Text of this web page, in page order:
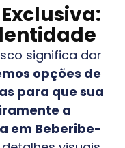
significa dar
opções de
para que sua
a
em Beberibe-